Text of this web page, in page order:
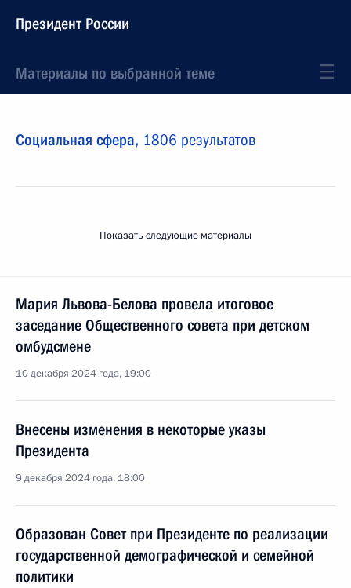
Президент России
Материалы по выбранной теме
Социальная сфера, 1806 результатов
Показать следующие материалы
Мария Львова-Белова провела итоговое
заседание Общественного совета при детском
омбудсмене
10 декабря 2024 года, 19:00
Внесены изменения в некоторые указы
Президента
9 декабря 2024 года, 18:00
Образован Совет при Президенте по реализации
государственной демографической и семейной
политики